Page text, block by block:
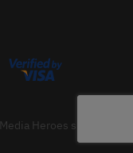
Media Heroes s.r.o.